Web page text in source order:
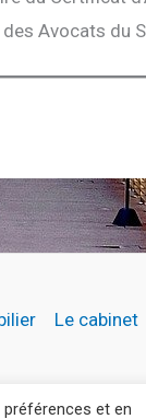
des Avocats du
Le cabinet
et en